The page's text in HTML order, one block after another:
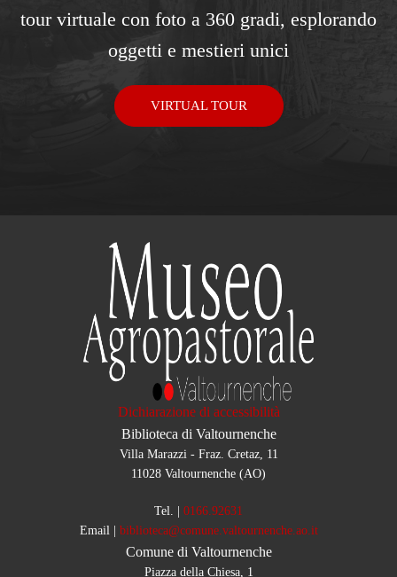
tour virtuale con foto a 360 gradi, esplorando
oggetti e mestieri unici
VIRTUAL TOUR
Biblioteca di Valtournenche
Villa Marazzi - Fraz. Cretaz, 11
11028 Valtournenche (AO)
Tel.
0166.92631
Email| biblioteca@comune.valtournenche.ao.it
Dichiarazione di accessibilità
Comune di Valtournenche
Piazza della Chiesa, 1